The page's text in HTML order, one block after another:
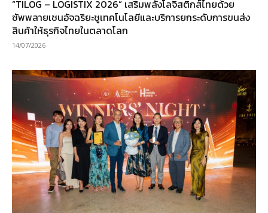
“TILOG – LOGISTIX 2026” เสริมพลังโลจิสติกส์ไทยด้วย
ซัพพลายเชนอัจฉริยะชูเทคโนโลยีและบริการยกระดับการขนส่ง
สินค้าให้ธุรกิจไทยในตลาดโลก
14/07/2026